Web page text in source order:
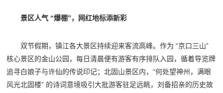
景区人气 “爆棚”，网红地标添新彩
双节假期，镇江各大景区持续迎来客流高峰。作为 “京口三山”
核心景区的金山公园，每日清晨便有游客有序排队入园，循着导览牌
追寻白娘子与许仙的传说印记；北固山景区内，“何处望神州，满眼
风光北固楼” 的诗词意境吸引大批游客驻足远眺，刘备招亲的历史故